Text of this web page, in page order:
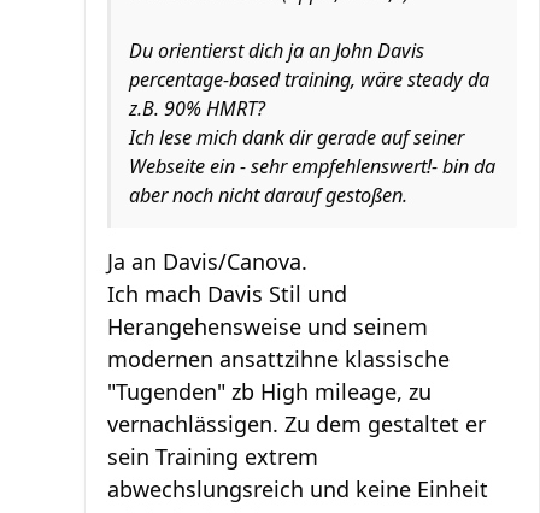
Du orientierst dich ja an John Davis
percentage-based training, wäre steady da
z.B. 90% HMRT?
Ich lese mich dank dir gerade auf seiner
Webseite ein - sehr empfehlenswert!- bin da
aber noch nicht darauf gestoßen.
Ja an Davis/Canova.
Ich mach Davis Stil und
Herangehensweise und seinem
modernen ansattzihne klassische
"Tugenden" zb High mileage, zu
vernachlässigen. Zu dem gestaltet er
sein Training extrem
abwechslungsreich und keine Einheit